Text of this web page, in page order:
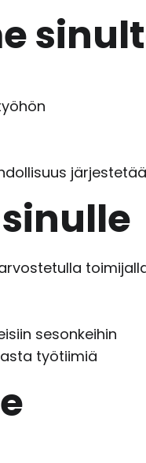
sesonkeihin
työtiimiä